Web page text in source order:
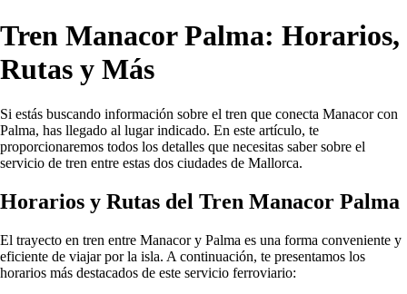
Tren Manacor Palma: Horarios,
Rutas y Más
Si estás buscando información sobre el tren que conecta Manacor con
Palma, has llegado al lugar indicado. En este artículo, te
proporcionaremos todos los detalles que necesitas saber sobre el
servicio de tren entre estas dos ciudades de Mallorca.
Horarios y Rutas del Tren Manacor Palma
El trayecto en tren entre Manacor y Palma es una forma conveniente y
eficiente de viajar por la isla. A continuación, te presentamos los
horarios más destacados de este servicio ferroviario: